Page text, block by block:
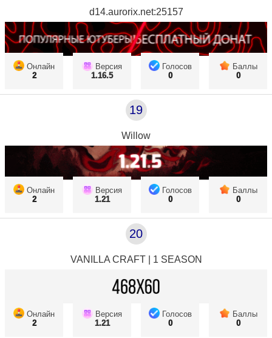
d14.aurorix.net:25157
Онлайн
2
Версия
1.16.5
Голосов
0
Баллы
0
19
Willow
Онлайн
2
Версия
1.21
Голосов
0
Баллы
0
20
VANILLA CRAFT | 1 SEASON
Онлайн
2
Версия
1.21
Голосов
0
Баллы
0